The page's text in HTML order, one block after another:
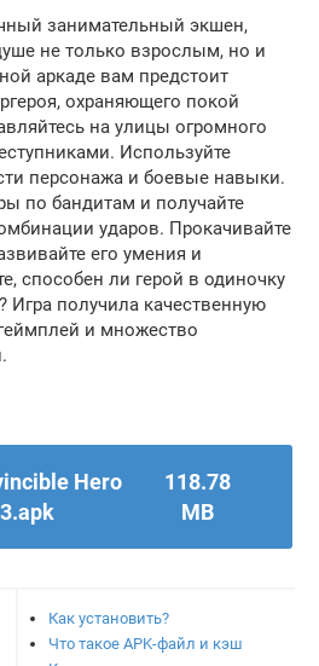
занимательный экшен,
не только взрослым, но и
аркаде вам предстоит
охраняющего покой
на улицы огромного
Используйте
персонажа и боевые навыки.
по бандитам и получайте
ударов. Прокачивайте
его умения и
способен ли герой в одиночку
Игра получила качественную
и множество
Hero
118.78
MB
Как установить?
Что такое APK-файл и кэш